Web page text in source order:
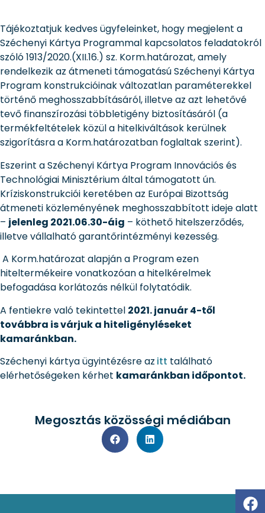
Tájékoztatjuk kedves ügyfeleinket, hogy megjelent a
Széchenyi Kártya Programmal kapcsolatos feladatokról
szóló 1913/2020.(XII.16.) sz. Korm.határozat, amely
rendelkezik az átmeneti támogatású Széchenyi Kártya
Program konstrukcióinak változatlan paraméterekkel
történő meghosszabbításáról, illetve az azt lehetővé
tevő finanszírozási többletigény biztosításáról (a
termékfeltételek közül a hitelkiváltások kerülnek
szigorításra a Korm.határozatban foglaltak szerint).
Eszerint a Széchenyi Kártya Program Innovációs és
Technológiai Minisztérium által támogatott ún.
Kríziskonstrukciói keretében az Európai Bizottság
átmeneti közleményének meghosszabbított ideje alatt
– jelenleg 2021.06.30-áig – köthető hitelszerződés,
illetve vállalható garantőrintézményi kezesség.
A Korm.határozat alapján a Program ezen
hiteltermékeire vonatkozóan a hitelkérelmek
befogadása korlátozás nélkül folytatódik.
A fentiekre való tekintettel 2021. január 4-től
továbbra is várjuk a hiteligényléseket
kamaránkban.
Széchenyi kártya ügyintézésre az itt található
elérhetőségeken kérhet kamaránkban időpontot.
Megosztás közösségi médiában